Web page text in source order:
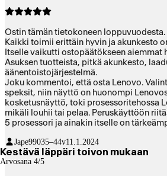
Ostin tämän tietokoneen loppuvuodesta.
Kaikki toimii erittäin hyvin ja akunkesto
Itselle vaikutti ostopäätökseen aiemmat
Asuksen tuotteista, pitkä akunkesto,
äänentoistojärjestelmä.
Joku kommentoi, että osta Lenovo.
speksit, niin näyttö on huonompi
kosketusnäyttö, toki prosessoritehossa
mikäli louhii tai pelaa. Peruskäyttöön
5 prosessori ja ainakin itselle on
Jape99035–44v11.1.2024
Kestävä läppäri toivon mukaan
Arvosana 4/5